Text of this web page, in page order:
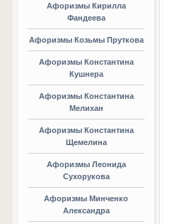
Афоризмы Кирилла
Фандеева
Афоризмы Козьмы Пруткова
Афоризмы Константина
Кушнера
Афоризмы Константина
Мелихан
Афоризмы Константина
Щемелина
Афоризмы Леонида
Сухорукова
Афоризмы Минченко
Александра